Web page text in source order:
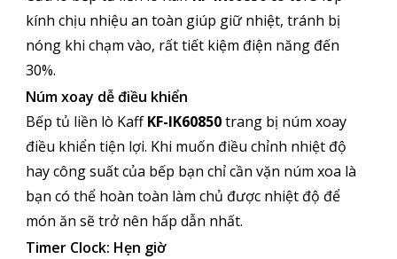
kính chịu nhiệu an toàn giúp giữ nhiệt, tránh bị
nóng khi chạm vào, rất tiết kiệm điện năng đến
30%.
Núm xoay dễ điều khiển
Bếp tủ liền lò KaffKF-IK60850trang bị núm xoay
điều khiển tiện lợi. Khi muốn điều chỉnh nhiệt độ
hay công suất của bếp bạn chỉ cần vặn núm xoa là
bạn có thể hoàn toàn làm chủ được nhiệt độ để
món ăn sẽ trở nên hấp dẫn nhất.
Timer Clock: Hẹn giờ